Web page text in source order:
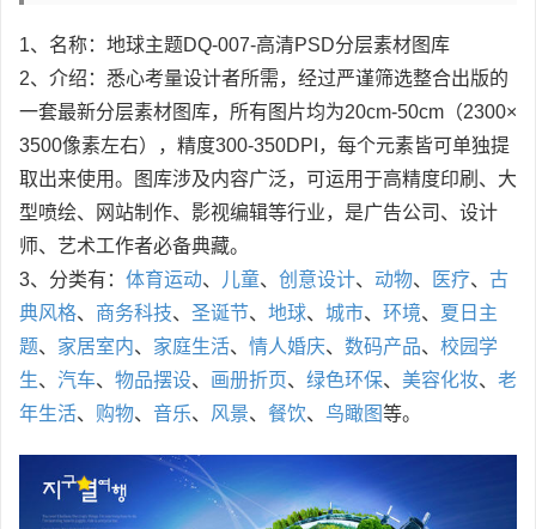
1、名称：地球主题DQ-007-高清PSD分层素材图库
2、介绍：悉心考量设计者所需，经过严谨筛选整合出版的
一套最新分层素材图库，所有图片均为20cm-50cm（2300×
3500像素左右），精度300-350DPI，每个元素皆可单独提
取出来使用。图库涉及内容广泛，可运用于高精度印刷、大
型喷绘、网站制作、影视编辑等行业，是广告公司、设计
师、艺术工作者必备典藏。
3、分类有： 体育运动、 儿童、 创意设计、 动物、 医疗、 古
典风格、 商务科技、 圣诞节、 地球、 城市、 环境、 夏日主
题、 家居室内、 家庭生活、 情人婚庆、 数码产品、 校园学
生、 汽车、 物品摆设、 画册折页、 绿色环保、 美容化妆、 老
年生活、 购物、 音乐、 风景、 餐饮、 鸟瞰图等。